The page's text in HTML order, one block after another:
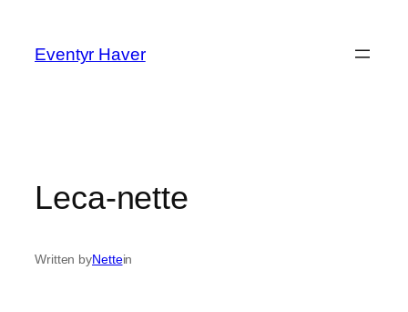
indhold
Eventyr Haver
Leca-nette
Written byNettein